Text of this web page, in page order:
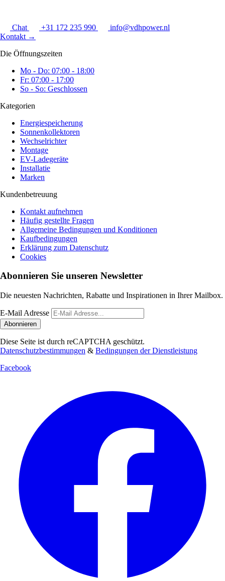
Chat +31 172 235 990
info@vdhpower.nl
Kontakt →
Die Öffnungszeiten
Mo - Do: 07:00 - 18:00
Fr: 07:00 - 17:00
So - So: Geschlossen
Kategorien
Energiespeicherung
Sonnenkollektoren
Wechselrichter
Montage
EV-Ladegeräte
Installatie
Marken
Kundenbetreuung
Kontakt aufnehmen
Häufig gestellte Fragen
Allgemeine Bedingungen und Konditionen
Kaufbedingungen
Erklärung zum Datenschutz
Cookies
Abonnieren Sie unseren Newsletter
Die neuesten Nachrichten, Rabatte und Inspirationen in Ihrer Mailbox.
E-Mail Adresse
Abonnieren
Diese Seite ist durch reCAPTCHA geschützt.
Datenschutzbestimmungen & Bedingungen der Dienstleistung
Facebook